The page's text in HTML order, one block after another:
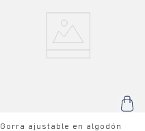
Gorra ajustable en algodón